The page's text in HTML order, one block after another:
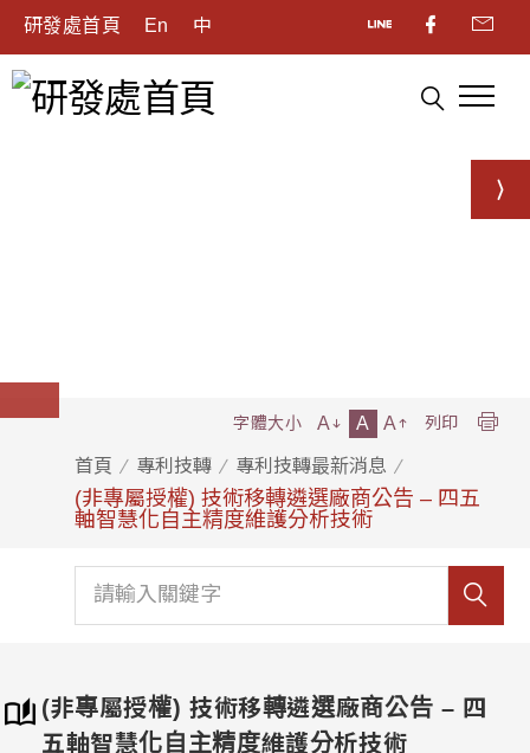
研發處首頁 En 中
首頁 專利技轉 專利技轉最新消息
(非專屬授權) 技術移轉遴選廠商公告 – 四五
軸智慧化自主精度維護分析技術
字體大小 A A A 列印
(非專屬授權) 技術移轉遴選廠商公告 – 四
五軸智慧化自主精度維護分析技術